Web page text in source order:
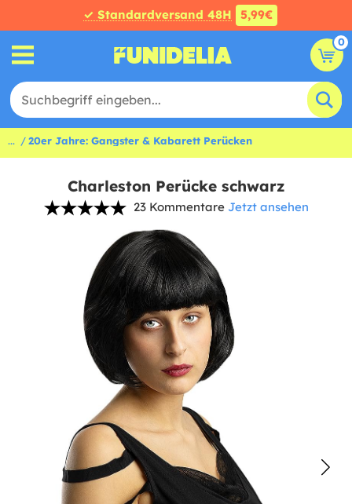
✓ Standardversand 48H 5,99€
0
... 20er Jahre: Gangster & Kabarett Perücken
Charleston Perücke schwarz
23 Kommentare Jetzt ansehen